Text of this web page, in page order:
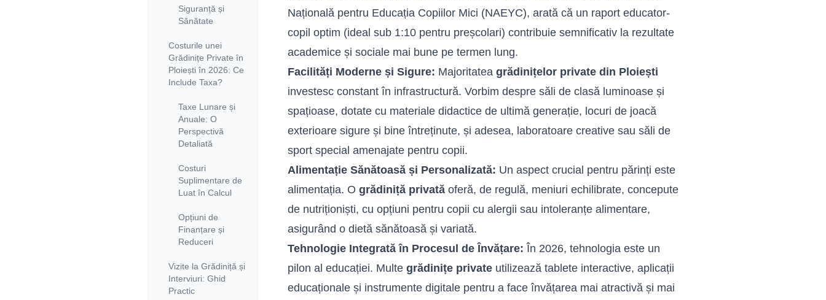
Siguranță și
Sănătate
Costurile unei
Grădinițe Private în
Ploiești în 2026: Ce
Include Taxa?
Taxe Lunare și
Anuale: O
Perspectivă
Detaliată
Costuri
Suplimentare de
Luat în Calcul
Opțiuni de
Finanțare și
Reduceri
Vizite la Grădiniță și
Interviuri: Ghid
Practic
Națională pentru Educația Copiilor Mici (NAEYC), arată că un raport educator-
copil optim (ideal sub 1:10 pentru preșcolari) contribuie semnificativ la rezultate
academice și sociale mai bune pe termen lung.
Facilități Moderne și Sigure: Majoritatea grădinițelor private din Ploiești
investesc constant în infrastructură. Vorbim despre săli de clasă luminoase și
spațioase, dotate cu materiale didactice de ultimă generație, locuri de joacă
exterioare sigure și bine întreținute, și adesea, laboratoare creative sau săli de
sport special amenajate pentru copii.
Alimentație Sănătoasă și Personalizată: Un aspect crucial pentru părinți este
alimentația. O grădiniță privată oferă, de regulă, meniuri echilibrate, concepute
de nutriționiști, cu opțiuni pentru copii cu alergii sau intoleranțe alimentare,
asigurând o dietă sănătoasă și variată.
Tehnologie Integrată în Procesul de Învățare: În 2026, tehnologia este un
pilon al educației. Multe grădinițe private utilizează tablete interactive, aplicații
educaționale și instrumente digitale pentru a face învățarea mai atractivă și mai